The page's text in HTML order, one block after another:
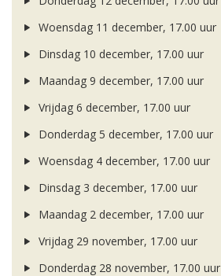
Woensdag 11 december, 17.00 uur
Dinsdag 10 december, 17.00 uur
Maandag 9 december, 17.00 uur
Vrijdag 6 december, 17.00 uur
Donderdag 5 december, 17.00 uur
Woensdag 4 december, 17.00 uur
Dinsdag 3 december, 17.00 uur
Maandag 2 december, 17.00 uur
Vrijdag 29 november, 17.00 uur
Donderdag 28 november, 17.00 uur